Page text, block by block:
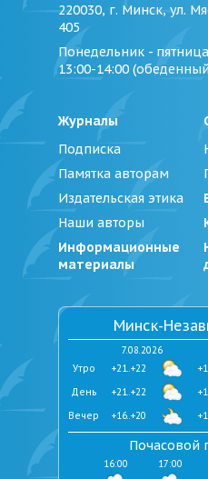
220030, г. Минск, ул.
405
Понедельник - пятница
13:00-14:00
Журналы
Подписка
Памятка авторам
Издательская этика
Наши авторы
Информационные
материалы
Минск-
7.08.2026
+21..+22
+21..+22
+16..+20
Вечер
День
Утро
Почасовой
16:00 17:00